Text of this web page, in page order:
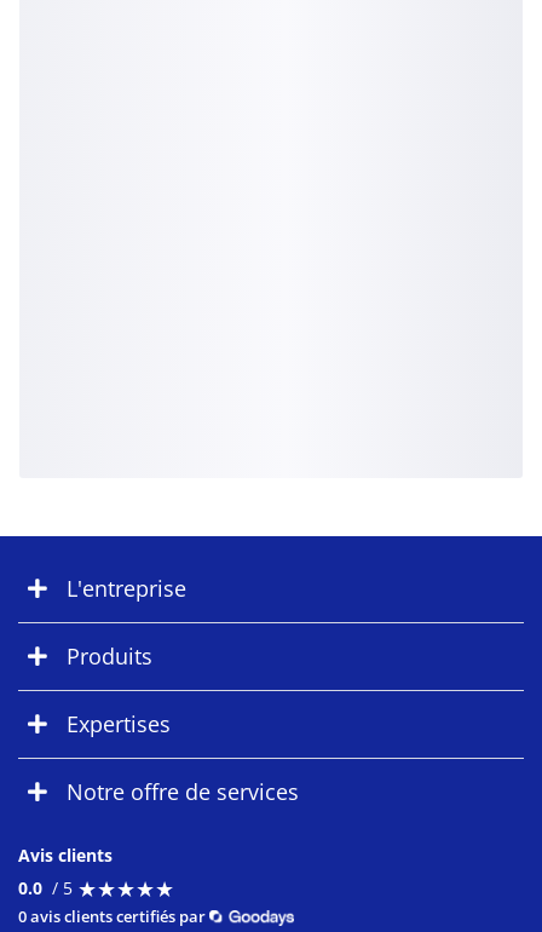
L'entreprise
Produits
Expertises
Notre offre de services
Avis clients
0.0 / 5 ★★★★★
★★★★★
0 avis clients certifiés par